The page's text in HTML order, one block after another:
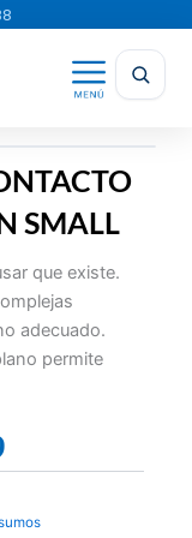
SMALL
que existe.
adecuado.
permite
precio
es: